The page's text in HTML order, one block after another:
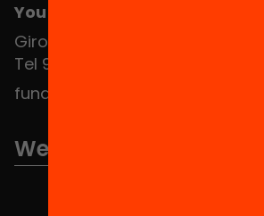
You can find us at the Social
Girona 34, interior 08010
Tel 934 588 700
fundacio@equitat.org
We are part of...